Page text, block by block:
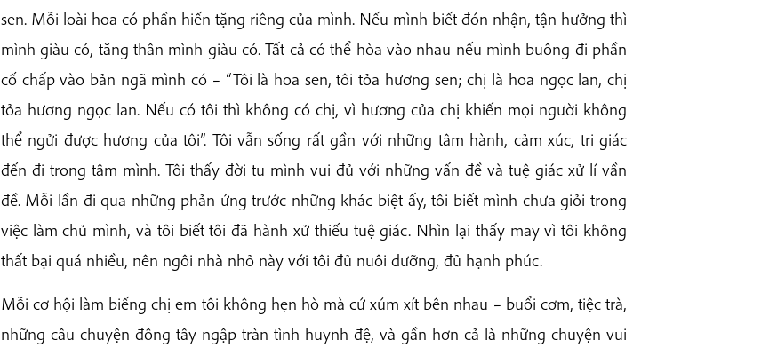
sen. Mỗi loài hoa có phần hiến tặng riêng của mình. Nếu mình biết đón nhận, tận hưởng thì
mình giàu có, tăng thân mình giàu có. Tất cả có thể hòa vào nhau nếu mình buông đi phần
cố chấp vào bản ngã mình có – “Tôi là hoa sen, tôi tỏa hương sen; chị là hoa ngọc lan, chị
tỏa hương ngọc lan. Nếu có tôi thì không có chị, vì hương của chị khiến mọi người không
thể ngửi được hương của tôi”. Tôi vẫn sống rất gần với những tâm hành, cảm xúc, tri giác
đến đi trong tâm mình. Tôi thấy đời tu mình vui đủ với những vấn đề và tuệ giác xử lí vần
đề. Mỗi lần đi qua những phản ứng trước những khác biệt ấy, tôi biết mình chưa giỏi trong
việc làm chủ mình, và tôi biết tôi đã hành xử thiếu tuệ giác. Nhìn lại thấy may vì tôi không
thất bại quá nhiều, nên ngôi nhà nhỏ này với tôi đủ nuôi dưỡng, đủ hạnh phúc.
Mỗi cơ hội làm biếng chị em tôi không hẹn hò mà cứ xúm xít bên nhau – buổi cơm, tiệc trà,
những câu chuyện đông tây ngập tràn tình huynh đệ, và gần hơn cả là những chuyện vui